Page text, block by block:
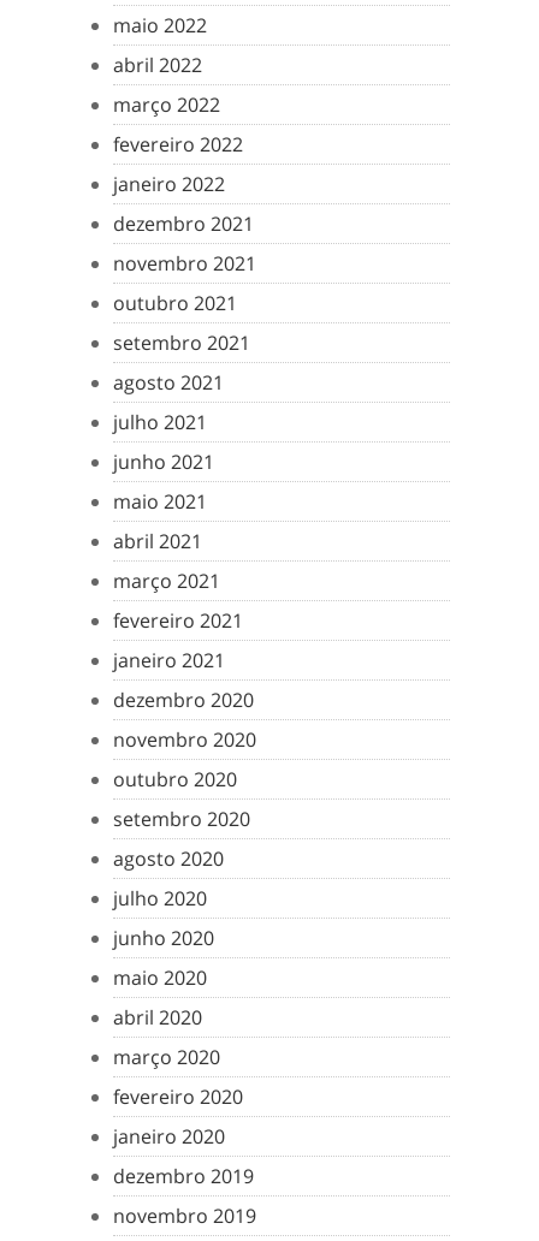
maio 2022
abril 2022
março 2022
fevereiro 2022
janeiro 2022
dezembro 2021
novembro 2021
outubro 2021
setembro 2021
agosto 2021
julho 2021
junho 2021
maio 2021
abril 2021
março 2021
fevereiro 2021
janeiro 2021
dezembro 2020
novembro 2020
outubro 2020
setembro 2020
agosto 2020
julho 2020
junho 2020
maio 2020
abril 2020
março 2020
fevereiro 2020
janeiro 2020
dezembro 2019
novembro 2019